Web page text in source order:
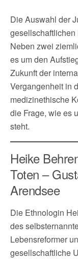
Die Auswahl der
gesellschaftlichen
Neben zwei
es um den
Zukunft der
Vergangenheit in
medizinethische
die Frage, wie es
steht.
Heike
Toten –
Arendsee
Die Ethnologin
des
Lebensreformer
gesellschaftliche